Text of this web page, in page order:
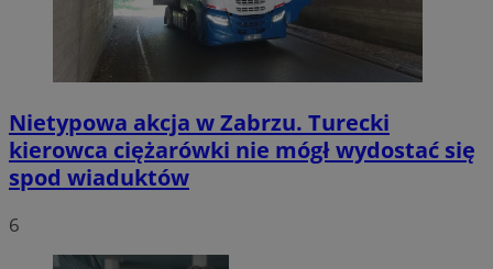
Nietypowa akcja w Zabrzu. Turecki
kierowca ciężarówki nie mógł wydostać się
spod wiaduktów
6